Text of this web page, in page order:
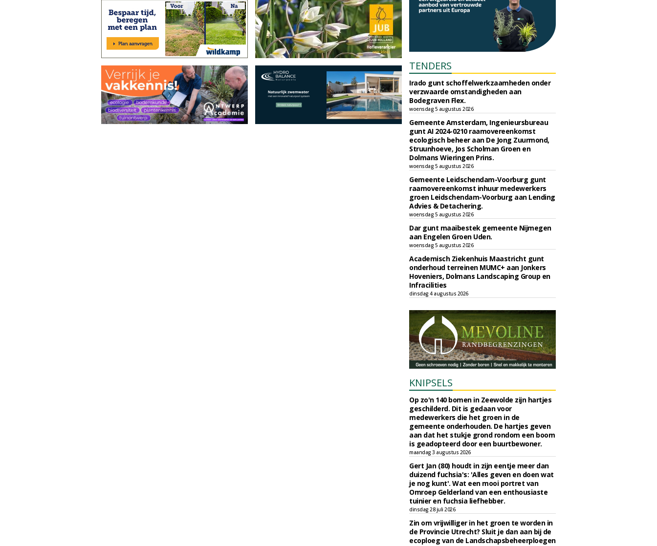
TENDERS
Irado gunt schoffelwerkzaamheden onder
verzwaarde omstandigheden aan
Bodegraven Flex.
woensdag 5 augustus 2026
Gemeente Amsterdam, Ingenieursbureau
gunt AI 2024-0210 raamovereenkomst
ecologisch beheer aan De Jong Zuurmond,
Struunhoeve, Jos Scholman Groen en
Dolmans Wieringen Prins.
woensdag 5 augustus 2026
Gemeente Leidschendam-Voorburg gunt
raamovereenkomst inhuur medewerkers
groen Leidschendam-Voorburg aan Lending
Advies & Detachering.
woensdag 5 augustus 2026
Dar gunt maaibestek gemeente Nijmegen
aan Engelen Groen Uden.
woensdag 5 augustus 2026
Academisch Ziekenhuis Maastricht gunt
onderhoud terreinen MUMC+ aan Jonkers
Hoveniers, Dolmans Landscaping Group en
Infracilities
dinsdag 4 augustus 2026
KNIPSELS
Op zo'n 140 bomen in Zeewolde zijn hartjes
geschilderd. Dit is gedaan voor
medewerkers die het groen in de
gemeente onderhouden. De hartjes geven
aan dat het stukje grond rondom een boom
is geadopteerd door een buurtbewoner.
maandag 3 augustus 2026
Gert Jan (80) houdt in zijn eentje meer dan
duizend fuchsia's: 'Alles geven en doen wat
je nog kunt'. Wat een mooi portret van
Omroep Gelderland van een enthousiaste
tuinier en fuchsia liefhebber.
dinsdag 28 juli 2026
Zin om vrijwilliger in het groen te worden in
de Provincie Utrecht? Sluit je dan aan bij de
ecoploeg van de Landschapsbeheerploegen